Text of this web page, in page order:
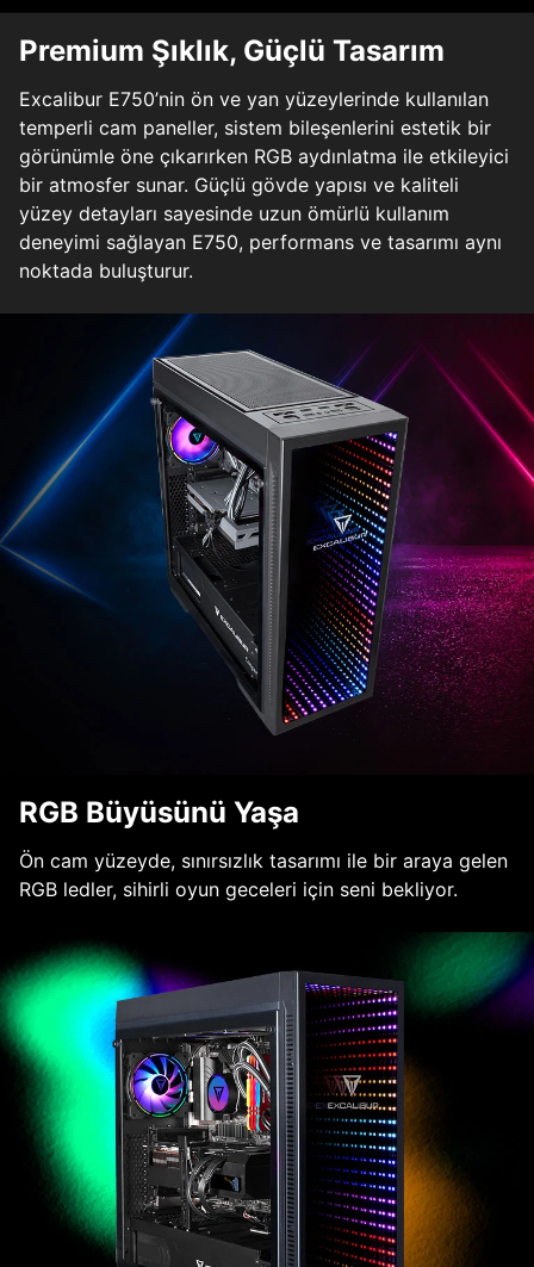
Premium Şıklık, Güçlü Tasarım
Excalibur E750’nin ön ve yan yüzeylerinde kullanılan
temperli cam paneller, sistem bileşenlerini estetik bir
görünümle öne çıkarırken RGB aydınlatma ile etkileyici
bir atmosfer sunar. Güçlü gövde yapısı ve kaliteli
yüzey detayları sayesinde uzun ömürlü kullanım
deneyimi sağlayan E750, performans ve tasarımı aynı
noktada buluşturur.
RGB Büyüsünü Yaşa
Ön cam yüzeyde, sınırsızlık tasarımı ile bir araya gelen
RGB ledler, sihirli oyun geceleri için seni bekliyor.